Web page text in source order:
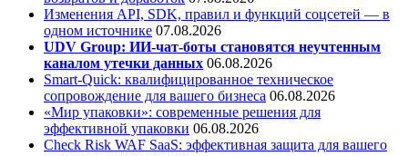
Изменения API, SDK, правил и функций соцсетей — в
одном источнике 07.08.2026
UDV Group: ИИ-чат-боты становятся неучтенным
каналом утечки данных 06.08.2026
Smart-Quick: квалифицированное техническое
сопровождение для вашего бизнеса 06.08.2026
«Мир упаковки»: современные решения для
эффективной упаковки 06.08.2026
Check Risk WAF SaaS: эффективная защита для вашего